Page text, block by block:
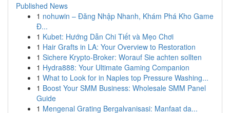
Published News
1 nohuwin – Đăng Nhập Nhanh, Khám Phá Kho Game
Đ...
1 Kubet: Hướng Dẫn Chi Tiết và Mẹo Chơi
1 Hair Grafts in LA: Your Overview to Restoration
1 Sichere Krypto-Broker: Worauf Sie achten sollten
1 Hydra888: Your Ultimate Gaming Companion
1 What to Look for in Naples top Pressure Washing...
1 Boost Your SMM Business: Wholesale SMM Panel
Guide
1 Mengenal Grating Bergalvanisasi: Manfaat da...